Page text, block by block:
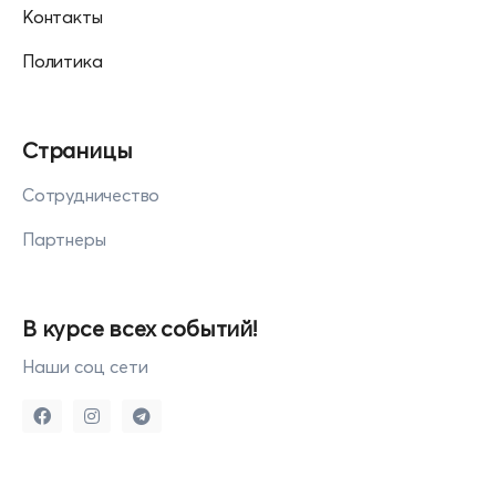
Контакты
Политика
Страницы
Сотрудничество
Партнеры
В курсе всех событий!
Наши соц сети